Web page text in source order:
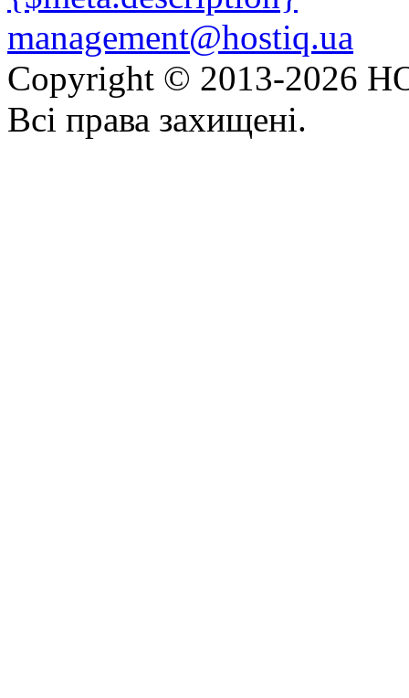
management@hostiq.ua
Copyright © 2013-2026
Всі права захищені.